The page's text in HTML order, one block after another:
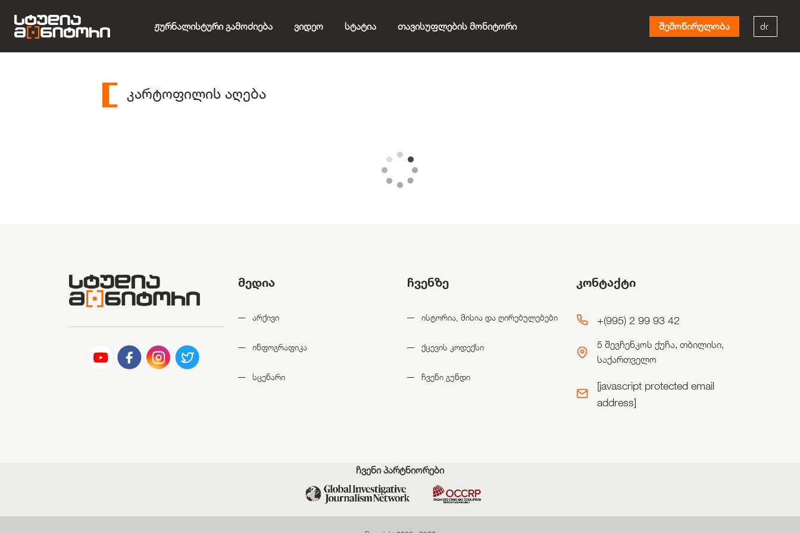
Ჟურნალისტური Გამოძიება Ვიდეო Სტატია Თავისუფლების Მონიტორი შემოწირულობა
კარტოფილის აღება
მედია
არქივი
ინფოგრაფიკა
სცენარი
ჩვენზე
ისტორია, მისია და ღირებულებები
ქცევის კოდექსი
ჩვენი გუნდი
კონტაქტი
+(995) 2 99 93 42
5 შევჩენკოს ქუჩა, თბილისი,
საქართველო
[javascript protected email
address]
ჩვენი პარტნიორები